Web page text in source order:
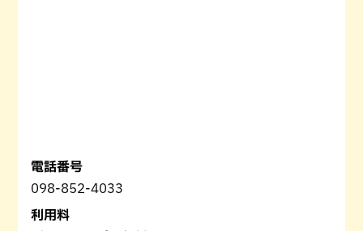
電話番号
098-852-4033
利用料